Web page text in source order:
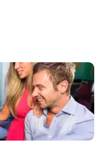
la Serviciile